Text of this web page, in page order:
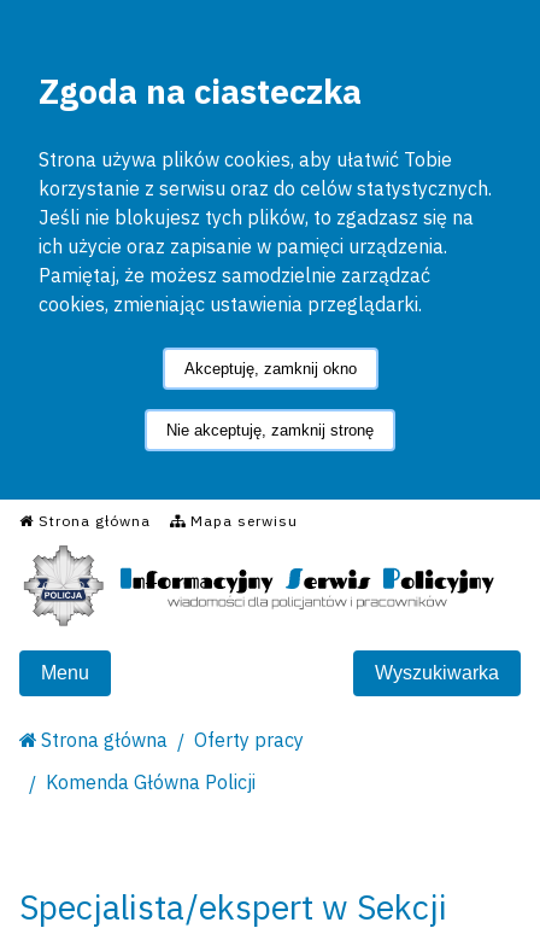
Zgoda na ciasteczka
Strona używa plików cookies, aby ułatwić Tobie
korzystanie z serwisu oraz do celów statystycznych.
Jeśli nie blokujesz tych plików, to zgadzasz się na
ich użycie oraz zapisanie w pamięci urządzenia.
Pamiętaj, że możesz samodzielnie zarządzać
cookies, zmieniając ustawienia przeglądarki.
Akceptuję, zamknij okno
Nie akceptuję, zamknij stronę
Strona główna Mapa serwisu
Informacyjny Serwis
Menu Wyszukiwarka
Strona główna
Oferty pracy
Komenda Główna Policji
Specjalista/ekspert w Sekcji